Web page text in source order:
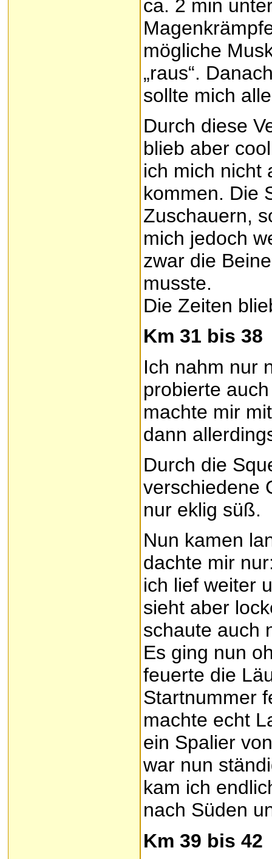
ca. 2 min
mögliche
„raus“.
sollte mich
Durch diese
blieb aber
ich mich nicht
kommen. Die
Zuschauern,
mich jedoch
zwar die
musste.
Die Zeiten
Km 31 bis 38
Ich nahm nur
probierte
machte mir
dann
Durch die
verschiedene
nur eklig süß.
Nun kamen
dachte mir
ich lief weiter
sieht aber
schaute auch
Es ging nun
feuerte die
Startnummer
machte echt
ein Spalier
war nun
kam ich
nach Süden
Km 39 bis 42